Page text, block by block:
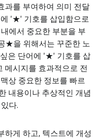
를 부여하여 의미 전달
'★' 기호를 삽입함으로
에서 중요한 부분을 부
★을 위해서는 꾸준한 노
은 단어에 '★' 기호를 삽
메시지를 효과적으로 전
상 중요한 정보를 빠르
내용이나 추상적인 개념
다.
게 하고, 텍스트에 개성